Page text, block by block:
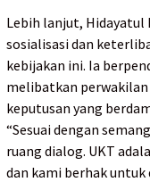
Lebih lanjut, Hidayatul
sosialisasi dan
kebijakan ini. Ia
melibatkan
keputusan yang
“Sesuai dengan
ruang dialog. UKT
dan kami berhak untuk